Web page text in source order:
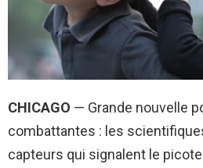
CHICAGO — Grande nouvelle
combattantes : les
capteurs qui signalent le